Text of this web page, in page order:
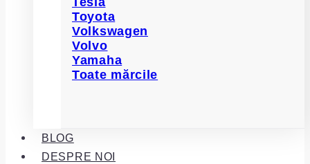
Toyota
Volkswagen
Volvo
Yamaha
Toate mărcile
BLOG
DESPRE NOI